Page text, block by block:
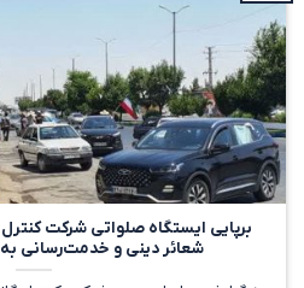
برپایی ایستگاه صلواتی شرکت کنترل
شعائر دینی و خدمت‌رسانی به